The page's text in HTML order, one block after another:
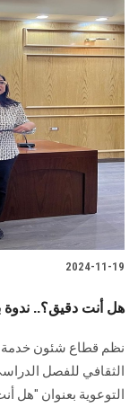
2024-11-19
هل أنت دقيق؟..
نظم قطاع شئون خدمة
التوعوية بعنوان "هل